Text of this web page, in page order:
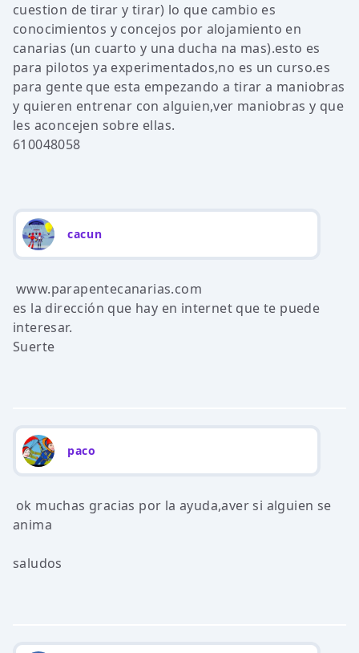
cuestion de tirar y tirar) lo que cambio es
conocimientos y concejos por alojamiento en
canarias (un cuarto y una ducha na mas).esto es
para pilotos ya experimentados,no es un curso.es
para gente que esta empezando a tirar a maniobras
y quieren entrenar con alguien,ver maniobras y que
les aconcejen sobre ellas.
610048058
cacun
www.parapentecanarias.com
es la dirección que hay en internet que te puede
interesar.
Suerte
paco
ok muchas gracias por la ayuda,aver si alguien se
anima
saludos